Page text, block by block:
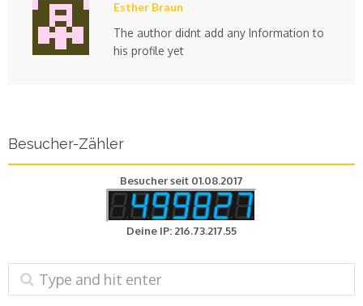
Esther Braun
The author didnt add any Information to
his profile yet
Besucher-Zähler
Besucher seit 01.08.2017
Deine IP: 216.73.217.55